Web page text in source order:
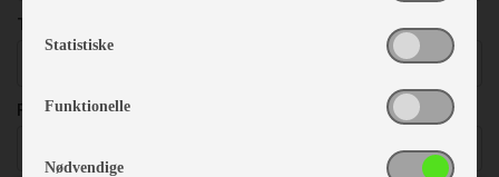
TOTALVÆGT
FRITEKST
Statistiske
Funktionelle
Nødvendige